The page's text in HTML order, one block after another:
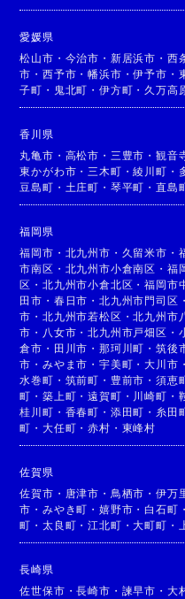
愛媛県
松山市 ・ 今治市 ・ 新居浜市 ・ 西
市 ・西予市 ・幡浜市 ・伊予市 ・
子町 ・ 鬼北町 ・伊方町 ・ 久万高
香川県
丸亀市 ・ 高松市 ・ 三豊市 ・観音
東かがわ市 ・ 三木町 ・綾川町 ・
豆島町 ・ 土庄町 ・ 琴平町 ・直島
福岡県
福岡市 ・ 北九州市 ・ 久留米市 ・
市南区 ・ 北九州市小倉南区 ・ 福
区 ・北九州市小倉北区 ・福岡市
田市 ・ 春日市 ・北九州市門司区
市 ・北九州市若松区 ・北九州市
市 ・ 八女市 ・北九州市戸畑区 ・
倉市 ・ 田川市 ・那珂川町 ・筑後
市 ・みやま市 ・宇美町 ・大川市
水巻町 ・ 筑前町 ・ 豊前市 ・須恵
町 ・築上町 ・遠賀町 ・ 川崎町 ・
桂川町 ・ 香春町 ・ 添田町 ・ 糸田
町 ・大任町 ・赤村 ・ 東峰村
佐賀県
佐賀市 ・ 唐津市 ・ 鳥栖市 ・伊万
市 ・みやき町 ・嬉野市 ・ 白石町 ・
町 ・太良町 ・江北町 ・大町町 ・
長崎県
佐世保市 ・長崎市 ・ 諫早市 ・ 大